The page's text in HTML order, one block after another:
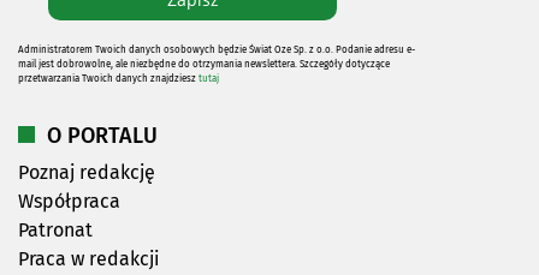
Administratorem Twoich danych osobowych będzie Świat Oze Sp. z o.o. Podanie adresu e-
mail jest dobrowolne, ale niezbędne do otrzymania newslettera. Szczegóły dotyczące
przetwarzania Twoich danych znajdziesz tutaj
O PORTALU
Poznaj redakcję
Współpraca
Patronat
Praca w redakcji